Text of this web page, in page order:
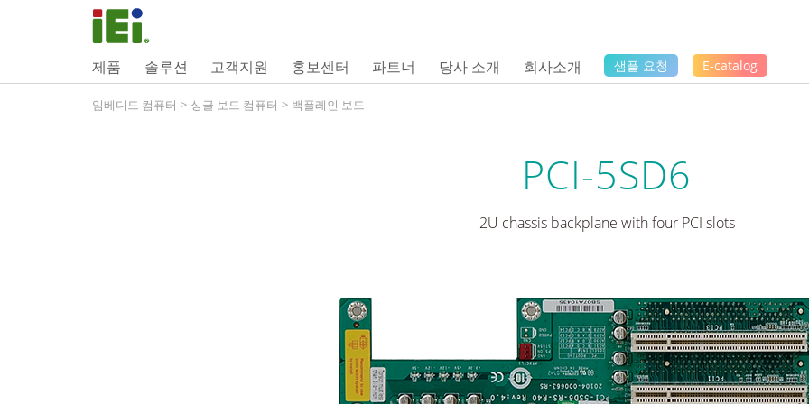
제품 솔루션 고객지원 홍보센터 파트너 당사 소개 회사소개 샘플 요청 E-catalog
임베디드 컴퓨터 > 싱글 보드 컴퓨터 > 백플레인 보드
PCI-5SD6
2U chassis backplane with four PCI slots